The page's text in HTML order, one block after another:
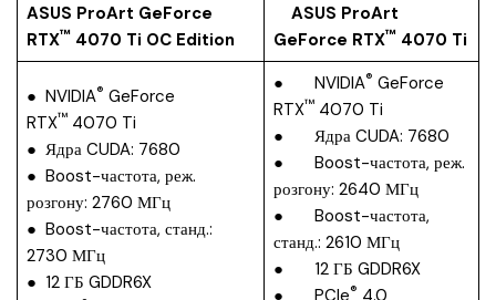
ASUS ProArt GeForce
RTX™4070 Ti OC Edition
ASUS ProArt
GeForce RTX™4070 Ti
● NVIDIA® GeForce
RTX™4070 Ti
● Ядра CUDA: 7680
● Boost-частота, реж.
розгону: 2760 МГц
● Boost-частота, станд.:
2730 МГц
● 12 ГБ GDDR6X
● NVIDIA® GeForce
RTX™4070 Ti
● Ядра CUDA: 7680
● Boost-частота, реж.
розгону: 2640 МГц
● Boost-частота,
станд.: 2610 МГц
● 12 ГБ GDDR6X
● PCIe® 4.0